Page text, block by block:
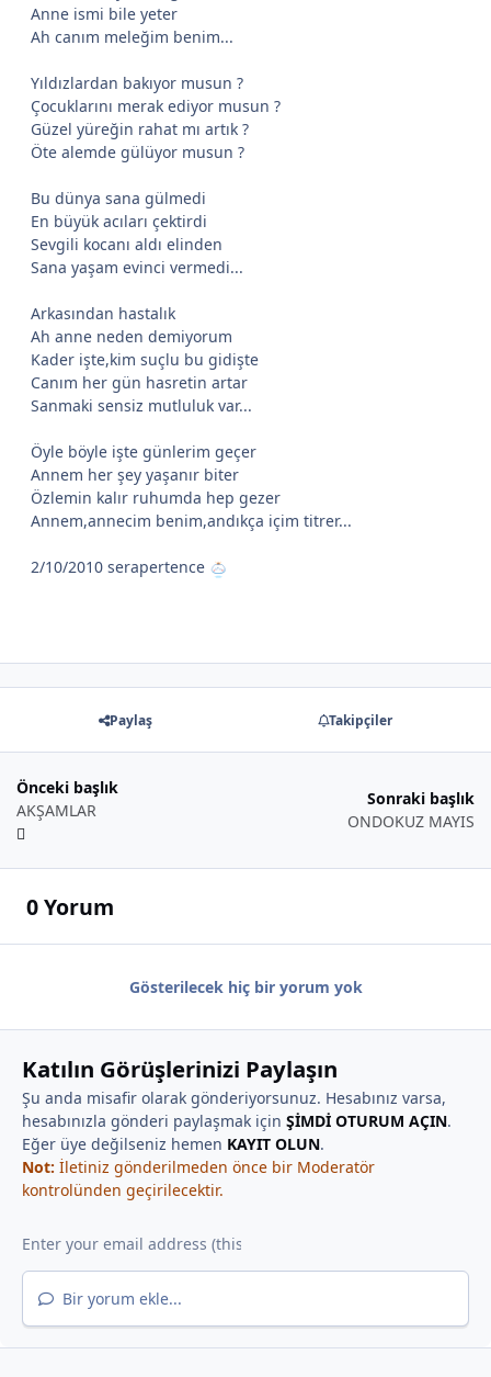
Anne ismi bile yeter
Ah canım meleğim benim...
Yıldızlardan bakıyor musun ?
Çocuklarını merak ediyor musun ?
Güzel yüreğin rahat mı artık ?
Öte alemde gülüyor musun ?
Bu dünya sana gülmedi
En büyük acıları çektirdi
Sevgili kocanı aldı elinden
Sana yaşam evinci vermedi...
Arkasından hastalık
Ah anne neden demiyorum
Kader işte,kim suçlu bu gidişte
Canım her gün hasretin artar
Sanmaki sensiz mutluluk var...
Öyle böyle işte günlerim geçer
Annem her şey yaşanır biter
Özlemin kalır ruhumda hep gezer
Annem,annecim benim,andıkça içim titrer...
2/10/2010 serapertence
Paylaş Takipçiler
Önceki başlık
AKŞAMLAR
Sonraki başlık
ONDOKUZ MAYIS
0 Yorum
Gösterilecek hiç bir yorum yok
Katılın Görüşlerinizi Paylaşın
Şu anda misafir olarak gönderiyorsunuz. Hesabınız varsa,
hesabınızla gönderi paylaşmak için ŞİMDİ OTURUM AÇIN.
Eğer üye değilseniz hemen KAYIT OLUN.
Not: İletiniz gönderilmeden önce bir Moderatör
kontrolünden geçirilecektir.
Bir yorum ekle...